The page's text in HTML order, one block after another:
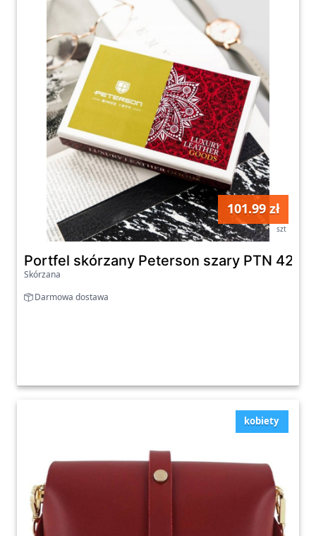
101.99 zł
szt
Portfel skórzany Peterson szary PTN
Skórzana
Darmowa dostawa
kobiety